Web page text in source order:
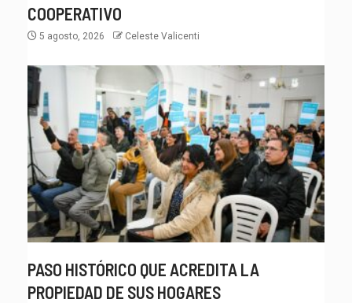
COOPERATIVO
5 agosto, 2026 Celeste Valicenti
PASO HISTÓRICO QUE ACREDITA LA
PROPIEDAD DE SUS HOGARES